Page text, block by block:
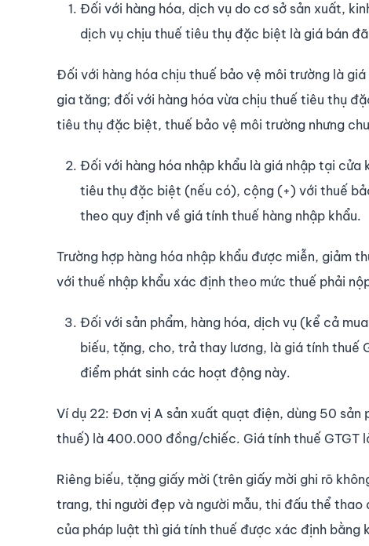
Đối với hàng hóa, dịch vụ do cơ sở sản xuất,
dịch vụ chịu thuế tiêu thụ đặc biệt là giá bán
Đối với hàng hóa chịu thuế bảo vệ môi trường là
gia tăng; đối với hàng hóa vừa chịu thuế tiêu thụ
tiêu thụ đặc biệt, thuế bảo vệ môi trường nhưng
Đối với hàng hóa nhập khẩu là giá nhập tại
tiêu thụ đặc biệt (nếu có), cộng (+) với thuế
theo quy định về giá tính thuế hàng nhập khẩu.
Trường hợp hàng hóa nhập khẩu được miễn, giảm
với thuế nhập khẩu xác định theo mức thuế phải
Đối với sản phẩm, hàng hóa, dịch vụ (kể cả
biếu, tặng, cho, trả thay lương, là giá tính thuế
điểm phát sinh các hoạt động này.
Ví dụ 22: Đơn vị A sản xuất quạt điện, dùng 50
thuế) là 400.000 đồng/chiếc. Giá tính thuế
Riêng biếu, tặng giấy mời (trên giấy mời ghi rõ
trang, thi người đẹp và người mẫu, thi đấu thể
của pháp luật thì giá tính thuế được xác định